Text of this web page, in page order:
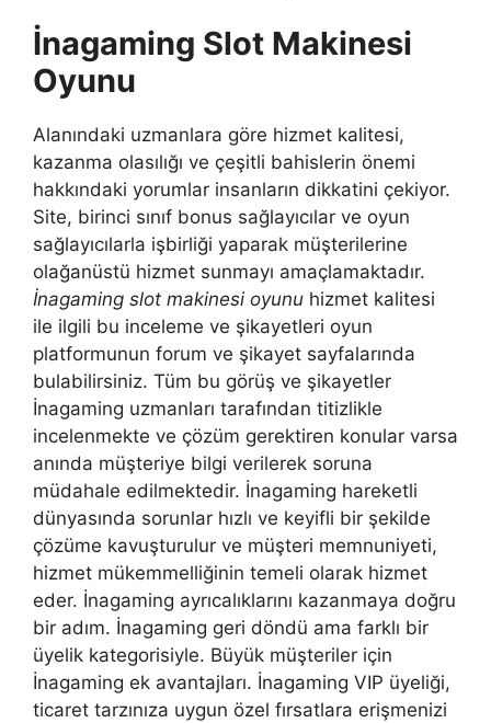
İnagaming Slot Makinesi
Oyunu
Alanındaki uzmanlara göre hizmet kalitesi,
kazanma olasılığı ve çeşitli bahislerin önemi
hakkındaki yorumlar insanların dikkatini çekiyor.
Site, birinci sınıf bonus sağlayıcılar ve oyun
sağlayıcılarla işbirliği yaparak müşterilerine
olağanüstü hizmet sunmayı amaçlamaktadır.
İnagaming slot makinesi oyunu hizmet kalitesi
ile ilgili bu inceleme ve şikayetleri oyun
platformunun forum ve şikayet sayfalarında
bulabilirsiniz. Tüm bu görüş ve şikayetler
İnagaming uzmanları tarafından titizlikle
incelenmekte ve çözüm gerektiren konular varsa
anında müşteriye bilgi verilerek soruna
müdahale edilmektedir. İnagaming hareketli
dünyasında sorunlar hızlı ve keyifli bir şekilde
çözüme kavuşturulur ve müşteri memnuniyeti,
hizmet mükemmelliğinin temeli olarak hizmet
eder. İnagaming ayrıcalıklarını kazanmaya doğru
bir adım. İnagaming geri döndü ama farklı bir
üyelik kategorisiyle. Büyük müşteriler için
İnagaming ek avantajları. İnagaming VIP üyeliği,
ticaret tarzınıza uygun özel fırsatlara erişmenizi